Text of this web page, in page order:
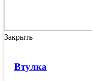
Закрыть
Втулка